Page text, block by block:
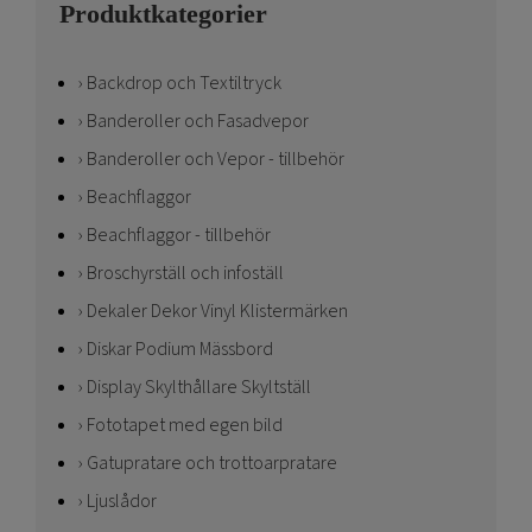
Produktkategorier
Backdrop och Textiltryck
Banderoller och Fasadvepor
Banderoller och Vepor - tillbehör
Beachflaggor
Beachflaggor - tillbehör
Broschyrställ och infoställ
Dekaler Dekor Vinyl Klistermärken
Diskar Podium Mässbord
Display Skylthållare Skyltställ
Fototapet med egen bild
Gatupratare och trottoarpratare
Ljuslådor